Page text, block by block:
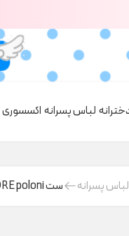
لباس پسرانه اکسسوری
لباس پسرانه ست EXPLORE poloni کد H000332